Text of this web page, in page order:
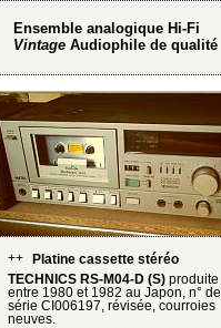
Ensemble analogique Hi-Fi
Vintage Audiophile de qualité
++ Platine cassette stéréo
TECHNICS RS-M04-D (S) produite
entre 1980 et 1982 au Japon, n° de
série CI006197, révisée, courroies
neuves.